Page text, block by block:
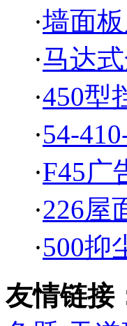
·墙面
·马达
·450型
·54-
·F45广
·226屋
·500抑
友情链接